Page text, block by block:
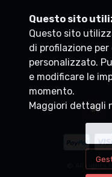
© All rights
Questo sito
Questo sito
di profilazione
personalizzato.
e modificare le
momento.
Maggiori dettagli